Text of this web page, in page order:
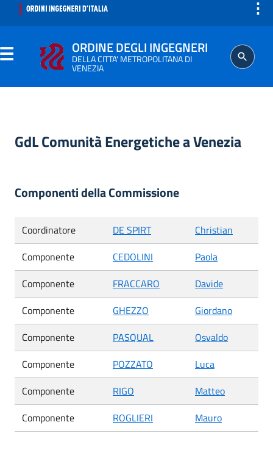
⋮
ORDINE DEGLI INGEGNERI
DELLA CITTA' METROPOLITANA DI
VENEZIA
SEGRETERIA
AGGIORNAMENTO PROFESSIONALE
GdL Comunità Energetiche a Venezia
Componenti della Commissione
Coordinatore DE SPIRT
Christian
Componente
CEDOLINI
Paola
Componente
FRACCARO
Davide
Componente
GHEZZO
Giordano
Componente
PASQUAL
Osvaldo
Componente
POZZATO
Luca
Componente
RIGO
Matteo
Componente
ROGLIERI Mauro